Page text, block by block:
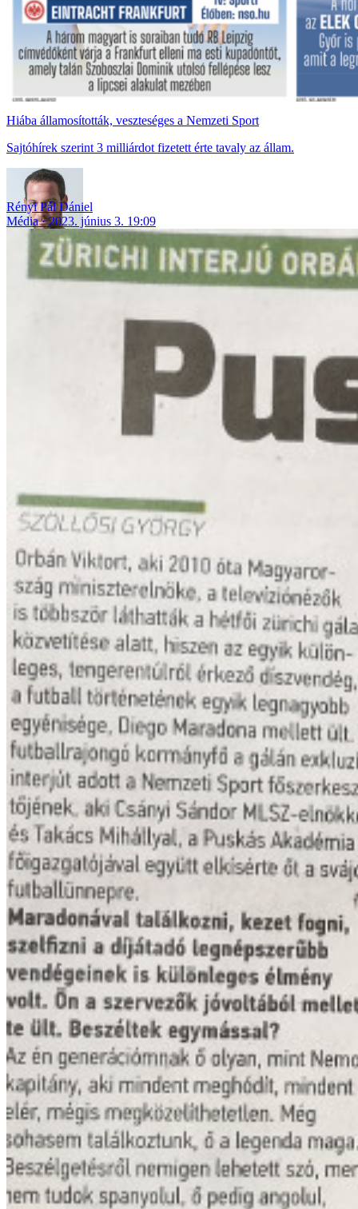
Hiába államosították, veszteséges a Nemzeti Sport
Sajtóhírek szerint 3 milliárdot fizetett érte tavaly az állam.
Rényi Pál Dániel
Média
2023. június 3. 19:09